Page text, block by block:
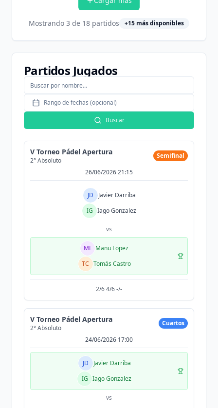
Mostrando 3 de 18 partidos +15 más disponibles
Partidos Jugados
Rango de fechas (opcional)
Buscar
V Torneo Pádel Apertura
2° Absoluto
Semifinal
26/06/2026 21:15
JD
Javier Darriba
IG Iago Gonzalez
vs
ML Manu Lopez
TC Tomás Castro
2/6 4/6 -/-
V Torneo Pádel Apertura
2° Absoluto
Cuartos
24/06/2026 17:00
JD
Javier Darriba
IG Iago Gonzalez
vs